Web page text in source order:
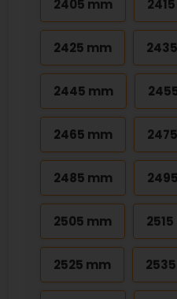
2405 mm
2425 mm
2445 mm
2465 mm
2485 mm
2505 mm
2525 mm